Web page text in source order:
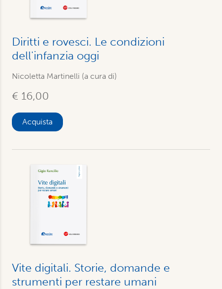
Diritti e rovesci. Le condizioni
dell'infanzia oggi
Nicoletta Martinelli (a cura di)
€ 16,00
Acquista
Vite digitali. Storie, domande e
strumenti per restare umani